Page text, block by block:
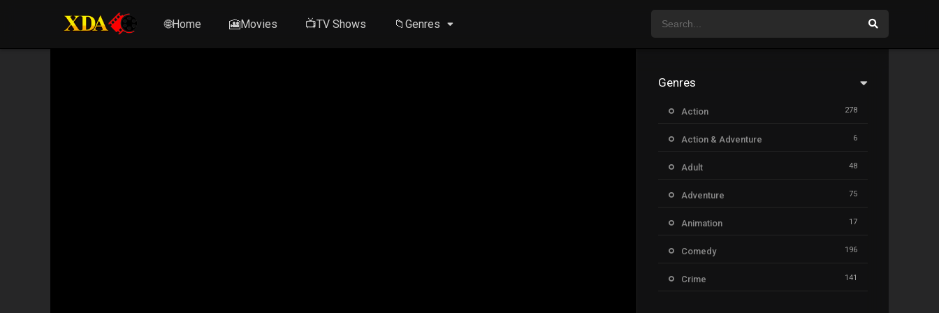
🌐Home 🎦Movies 📺TV Shows 📁Genres
Genres
Action 278
Action & Adventure 6
Adult 48
Adventure 75
Animation 17
Comedy 196
Crime 141